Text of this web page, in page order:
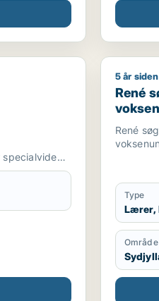
René
5 år siden
René
René
Type
Lærer,
Område